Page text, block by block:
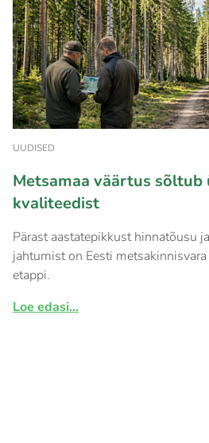
UUDISED
Metsamaa väärtus sõltub
kvaliteedist
Pärast aastatepikkust hinnatõusu
jahtumist on Eesti
etappi.
Loe edasi...